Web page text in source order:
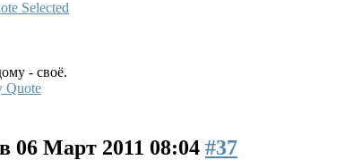
- своё.
Quote
06 Март 2011 08:04 #37